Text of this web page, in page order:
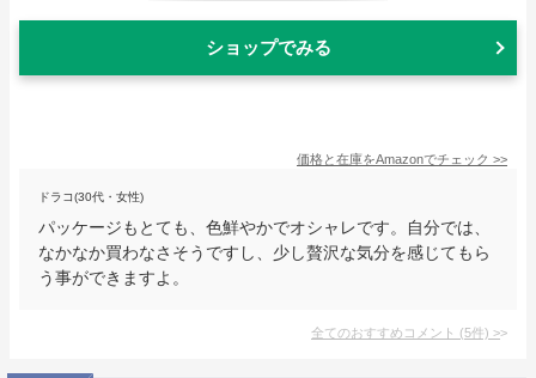
ショップでみる
価格と在庫をAmazonでチェック >>
ドラコ(30代・女性)
パッケージもとても、色鮮やかでオシャレです。自分では、
なかなか買わなさそうですし、少し贅沢な気分を感じてもら
う事ができますよ。
全てのおすすめコメント (5件) >